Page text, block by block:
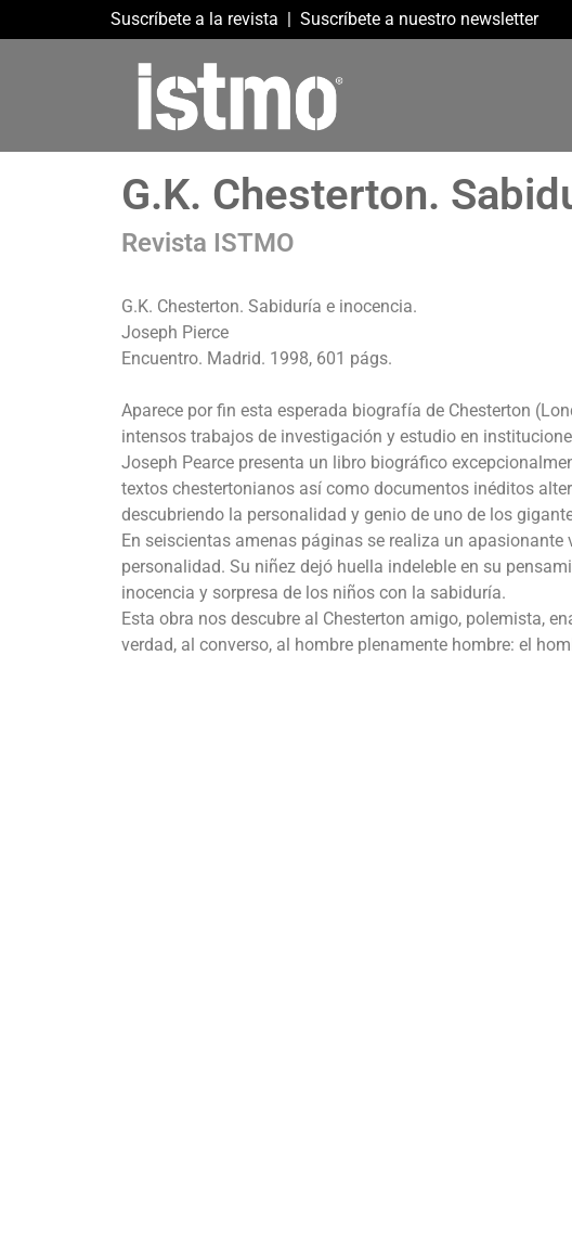
Suscríbete a la revista | Suscríbete a nuestro newsletter
G.K. Chesterton.
Revista ISTMO
G.K. Chesterton. Sabiduría e inocencia.
Joseph Pierce
Encuentro. Madrid. 1998, 601 págs.
Aparece por fin esta esperada biografía de Chesterton
intensos trabajos de investigación y estudio en
Joseph Pearce presenta un libro biográfico
textos chestertonianos así como documentos inéditos
descubriendo la personalidad y genio de uno de los
En seiscientas amenas páginas se realiza un
personalidad. Su niñez dejó huella indeleble en su
inocencia y sorpresa de los niños con la sabiduría.
Esta obra nos descubre al Chesterton amigo, polemista,
verdad, al converso, al hombre plenamente hombre: el